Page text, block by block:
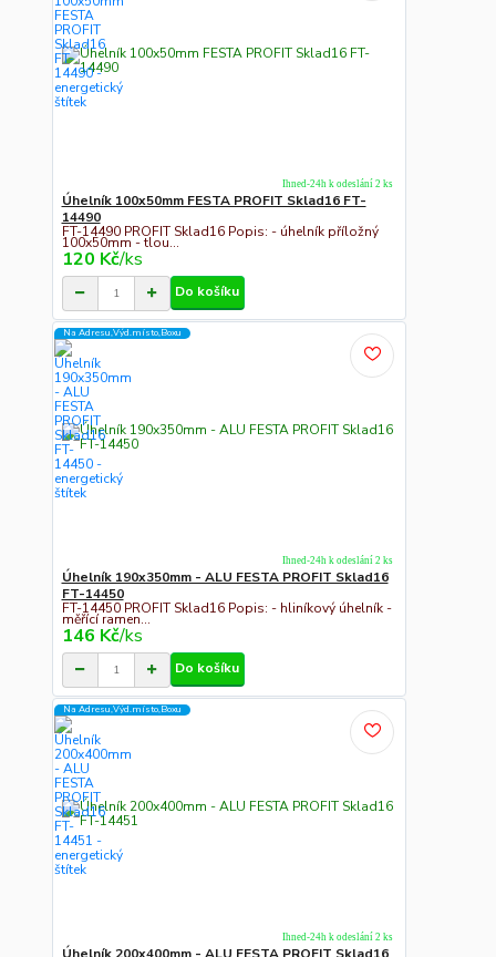
Úhelník 100x50mm FESTA PROFIT Sklad16 FT-
14490
FT-14490 PROFIT Sklad16 Popis: - úhelník příložný
100x50mm - tlou...
120 Kč/ks
Ihned-24h k odeslání 2 ks
Do košíku
Na Adresu,Výd.místo,Boxu
Úhelník 190x350mm - ALU FESTA PROFIT Sklad16
FT-14450
FT-14450 PROFIT Sklad16 Popis: - hliníkový úhelník -
měřící ramen...
146 Kč/ks
Ihned-24h k odeslání 2 ks
Do košíku
Na Adresu,Výd.místo,Boxu
Ihned-24h k odeslání 2 ks